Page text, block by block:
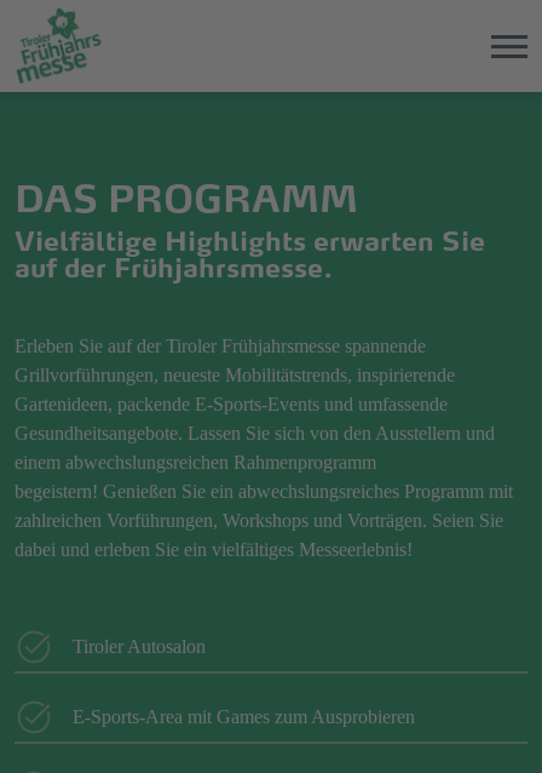
springen
springen
DAS PROGRAMM
Vielfältige Highlights erwarten Sie
auf der Frühjahrsmesse.
Erleben Sie auf der Tiroler Frühjahrsmesse spannende
Grillvorführungen, neueste Mobilitätstrends, inspirierende
Gartenideen, packende E-Sports-Events und umfassende
Gesundheitsangebote. Lassen Sie sich von den Ausstellern und
einem abwechslungsreichen Rahmenprogramm
begeistern! Genießen Sie ein abwechslungsreiches Programm mit
zahlreichen Vorführungen, Workshops und Vorträgen. Seien Sie
dabei und erleben Sie ein vielfältiges Messeerlebnis!
Tiroler Autosalon
E-Sports-Area mit Games zum Ausprobieren